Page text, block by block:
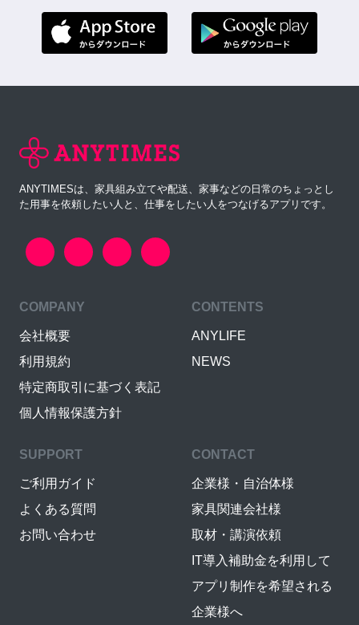
ANYTIMESは、家具組み立てや配送、家事などの日常のちょっとし
た用事を依頼したい人と、仕事をしたい人をつなげるアプリです。
COMPANY
会社概要
利用規約
特定商取引に基づく表記
個人情報保護方針
CONTENTS
ANYLIFE
NEWS
SUPPORT
ご利用ガイド
よくある質問
お問い合わせ
CONTACT
企業様・自治体様
家具関連会社様
取材・講演依頼
IT導入補助金を利用して
アプリ制作を希望される
企業様へ